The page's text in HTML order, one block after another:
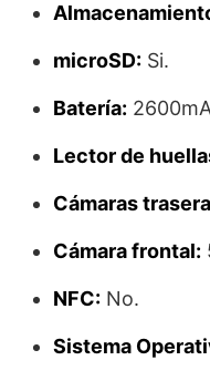
microSD: Si.
Batería:
Lector de
Cámaras
Cámara frontal:
NFC: No.
Sistema